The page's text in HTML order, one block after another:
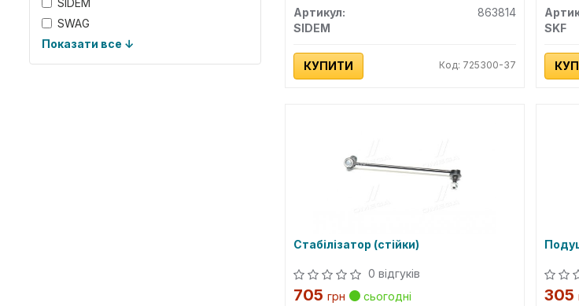
SIDEM
SWAG
Показати все ↓
Артикул:
863814
SIDEM
КУПИТИ Код: 725300-37
SKF
Стабілізатор (стійки)
0 відгуків
705 грн
сьогодні
305